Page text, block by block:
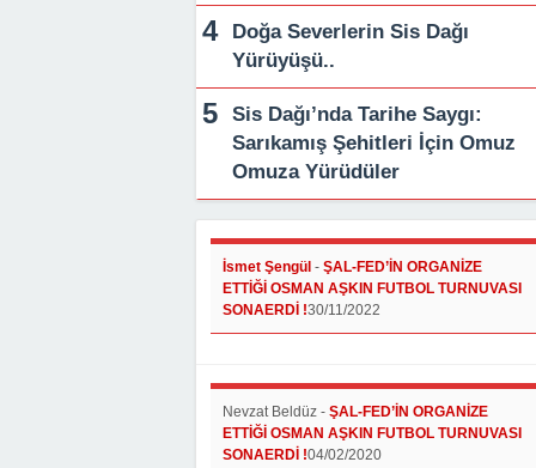
Doğa Severlerin Sis Dağı
Yürüyüşü..
Sis Dağı’nda Tarihe Saygı:
Sarıkamış Şehitleri İçin Omuz
Omuza Yürüdüler
İsmet Şengül - ŞAL-FED’İN ORGANİZE
ETTİĞİ OSMAN AŞKIN FUTBOL TURNUVASI
SONAERDİ !30/11/2022
Nevzat Beldüz - ŞAL-FED’İN ORGANİZE
ETTİĞİ OSMAN AŞKIN FUTBOL TURNUVASI
SONAERDİ !04/02/2020